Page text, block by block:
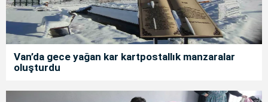
Van’da gece yağan kar kartpostallık manzaralar
oluşturdu